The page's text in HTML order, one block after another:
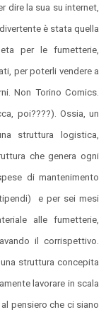
dire la sua su internet,
è stata quella
per le fumetterie,
per poterli vendere a
Non Torino Comics.
poi????). Ossia, un
struttura logistica,
che genera ogni
di mantenimento
e per sei mesi
alle fumetterie,
il corrispettivo.
struttura concepita
lavorare in scala
pensiero che ci siano